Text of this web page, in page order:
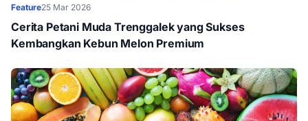
Feature25 Mar 2026
Cerita Petani Muda Trenggalek yang Sukses
Kembangkan Kebun Melon Premium